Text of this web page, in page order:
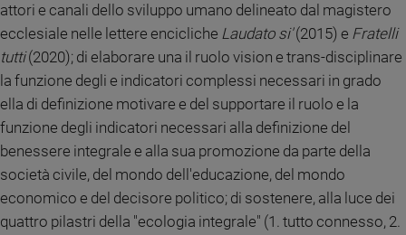
Chi
Pubblicità
Registrati
Redazione
attori e canali dello sviluppo umano delineato dal magistero
ecclesiale nelle lettere encicliche Laudato si'(2015) e Fratelli
tutti(2020); di elaborare una il ruolo vision e trans-disciplinare
la funzione degli e indicatori complessi necessari in grado
ella di definizione motivare e del supportare il ruolo e la
funzione degli indicatori necessari alla definizione del
benessere integrale e alla sua promozione da parte della
società civile, del mondo dell'educazione, del mondo
economico e del decisore politico; di sostenere, alla luce dei
quattro pilastri della "ecologia integrale" (1. tutto connesso, 2.